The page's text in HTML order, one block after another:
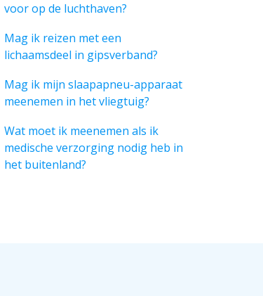
voor op de luchthaven?
Mag ik reizen met een
lichaamsdeel in gipsverband?
Mag ik mijn slaapapneu-apparaat
meenemen in het vliegtuig?
Wat moet ik meenemen als ik
medische verzorging nodig heb in
het buitenland?